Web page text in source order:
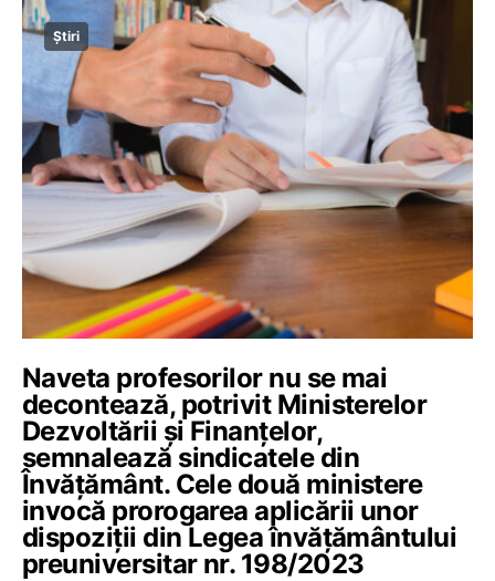
Știri
Naveta profesorilor nu se mai
decontează, potrivit Ministerelor
Dezvoltării și Finanțelor,
semnalează sindicatele din
Învățământ. Cele două ministere
invocă prorogarea aplicării unor
dispoziții din Legea învățământului
preuniversitar nr. 198/2023